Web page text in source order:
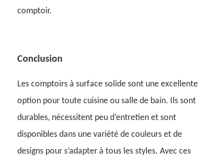
comptoir.
Conclusion
Les comptoirs à surface solide sont une excellente
option pour toute cuisine ou salle de bain. Ils sont
durables, nécessitent peu d’entretien et sont
disponibles dans une variété de couleurs et de
designs pour s’adapter à tous les styles. Avec ces